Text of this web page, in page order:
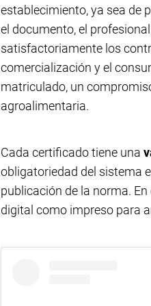
establecimiento, ya sea de
el documento, el
satisfactoriamente los
comercialización y el
matriculado, un
agroalimentaria.
Cada certificado tiene una
obligatoriedad del sistema
publicación de la norma.
digital como impreso para